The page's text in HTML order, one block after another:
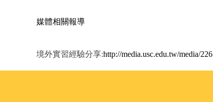
媒體相關報導
境外實習經驗分享:http://media.usc.edu.tw/media/226